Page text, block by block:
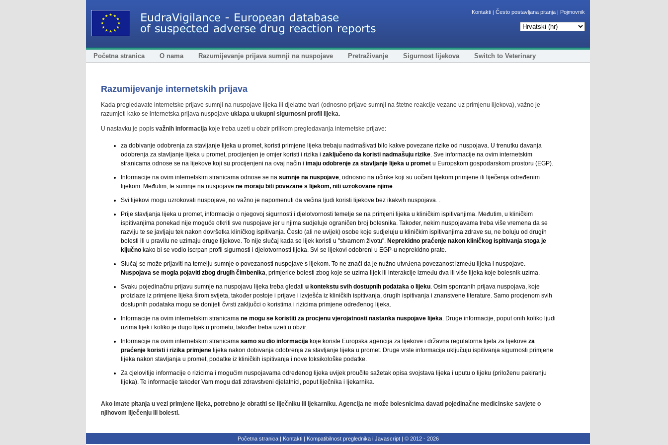
Kontakti | Često postavljana pitanja | Pojmovnik
Početna stranica O nama Razumijevanje prijava sumnji na nuspojave Pretraživanje Sigurnost lijekova Switch to Veterinary
Razumijevanje internetskih prijava
Kada pregledavate internetske prijave sumnji na nuspojave lijeka ili djelatne tvari (odnosno prijave sumnji na štetne reakcije vezane uz primjenu lijekova), važno je
razumjeti kako se internetska prijava nuspojave uklapa u ukupni sigurnosni profil lijeka.
U nastavku je popis važnih informacija koje treba uzeti u obzir prilikom pregledavanja internetske prijave:
za dobivanje odobrenja za stavljanje lijeka u promet, koristi primjene lijeka trebaju nadmašivati bilo kakve povezane rizike od nuspojava. U trenutku davanja
odobrenja za stavljanje lijeka u promet, procijenjen je omjer koristi i rizika i zaključeno da koristi nadmašuju rizike. Sve informacije na ovim internetskim
stranicama odnose se na lijekove koji su procijenjeni na ovaj način i imaju odobrenje za stavljanje lijeka u promet u Europskom gospodarskom prostoru (EGP).
Informacije na ovim internetskim stranicama odnose se na sumnje na nuspojave, odnosno na učinke koji su uočeni tijekom primjene ili liječenja određenim
lijekom. Međutim, te sumnje na nuspojave ne moraju biti povezane s lijekom, niti uzrokovane njime.
Svi lijekovi mogu uzrokovati nuspojave, no važno je napomenuti da većina ljudi koristi lijekove bez ikakvih nuspojava. .
Prije stavljanja lijeka u promet, informacije o njegovoj sigurnosti i djelotvornosti temelje se na primjeni lijeka u kliničkim ispitivanjima. Međutim, u kliničkim
ispitivanjima ponekad nije moguće otkriti sve nuspojave jer u njima sudjeluje ograničen broj bolesnika. Također, nekim nuspojavama treba više vremena da se
razviju te se javljaju tek nakon dovršetka kliničkog ispitivanja. Često (ali ne uvijek) osobe koje sudjeluju u kliničkim ispitivanjima zdrave su, ne boluju od drugih
bolesti ili u pravilu ne uzimaju druge lijekove. To nije slučaj kada se lijek koristi u "stvarnom životu". Neprekidno praćenje nakon kliničkog ispitivanja stoga je
ključno kako bi se vodio iscrpan profil sigurnosti i djelotvornosti lijeka. Svi se lijekovi odobreni u EGP-u neprekidno prate.
Slučaj se može prijaviti na temelju sumnje o povezanosti nuspojave s lijekom. To ne znači da je nužno utvrđena povezanost između lijeka i nuspojave.
Nuspojava se mogla pojaviti zbog drugih čimbenika, primjerice bolesti zbog koje se uzima lijek ili interakcije između dva ili više lijeka koje bolesnik uzima.
Svaku pojedinačnu prijavu sumnje na nuspojavu lijeka treba gledati u kontekstu svih dostupnih podataka o lijeku. Osim spontanih prijava nuspojava, koje
proizlaze iz primjene lijeka širom svijeta, također postoje i prijave i izvješća iz kliničkih ispitivanja, drugih ispitivanja i znanstvene literature. Samo procjenom svih
dostupnih podataka mogu se donijeti čvrsti zaključci o koristima i rizicima primjene određenog lijeka.
Informacije na ovim internetskim stranicama ne mogu se koristiti za procjenu vjerojatnosti nastanka nuspojave lijeka. Druge informacije, poput onih koliko ljudi
uzima lijek i koliko je dugo lijek u prometu, također treba uzeti u obzir.
Informacije na ovim internetskim stranicama samo su dio informacija koje koriste Europska agencija za lijekove i državna regulatorna tijela za lijekove za
praćenje koristi i rizika primjene lijeka nakon dobivanja odobrenja za stavljanje lijeka u promet. Druge vrste informacija uključuju ispitivanja sigurnosti primjene
lijeka nakon stavljanja u promet, podatke iz kliničkih ispitivanja i nove toksikološke podatke.
Za cjelovitije informacije o rizicima i mogućim nuspojavama određenog lijeka uvijek proučite sažetak opisa svojstava lijeka i uputu o lijeku (priloženu pakiranju
lijeka). Te informacije također Vam mogu dati zdravstveni djelatnici, poput liječnika i ljekarnika.
Ako imate pitanja u vezi primjene lijeka, potrebno je obratiti se liječniku ili ljekarniku. Agencija ne može bolesnicima davati pojedinačne medicinske savjete o
njihovom liječenju ili bolesti.
Početna stranica| Kontakti| Kompatibilnost preglednika i Javascript| © 2012 - 2026